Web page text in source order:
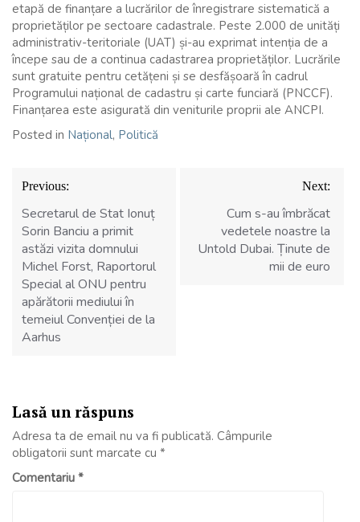
etapă de finanțare a lucrărilor de înregistrare sistematică a
proprietăților pe sectoare cadastrale. Peste 2.000 de unități
administrativ-teritoriale (UAT) și-au exprimat intenția de a
începe sau de a continua cadastrarea proprietăților. Lucrările
sunt gratuite pentru cetățeni și se desfășoară în cadrul
Programului național de cadastru și carte funciară (PNCCF).
Finanțarea este asigurată din veniturile proprii ale ANCPI.
Posted in Național, Politică
Navigare
în
articole
Previous:
Secretarul de Stat Ionuț
Sorin Banciu a primit
astăzi vizita domnului
Michel Forst, Raportorul
Special al ONU pentru
apărătorii mediului în
temeiul Convenției de la
Aarhus
Next:
Cum s-au îmbrăcat
vedetele noastre la
Untold Dubai. Ținute de
mii de euro
Lasă un răspuns
Adresa ta de email nu va fi publicată. Câmpurile
obligatorii sunt marcate cu *
Comentariu *